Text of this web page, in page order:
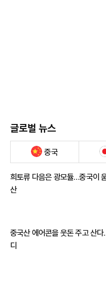
글로벌 뉴스
중국
희토류 다음은 광모듈…중국이
산
중국산 에어콘을 웃돈 주고 산다
디